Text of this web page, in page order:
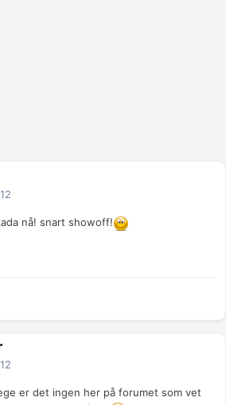
nå! snart showoff!
er det ingen her på forumet som vet